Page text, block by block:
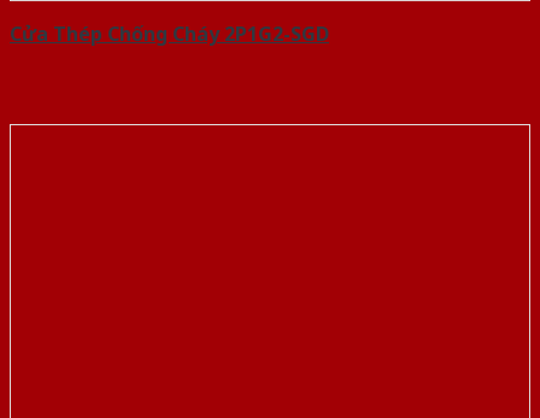
Cửa Thép Chống Cháy 2P1G2-SGD